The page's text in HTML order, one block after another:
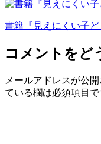
書籍『見えにくい子ど
コメントをど
メールアドレスが公
ている欄は必須項目で